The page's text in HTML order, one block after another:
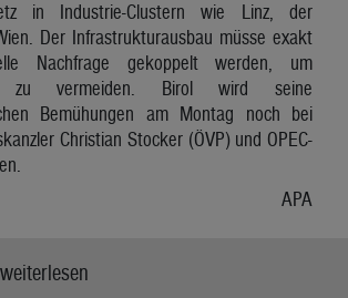
in Industrie-Clustern wie Linz, der
Der Infrastrukturausbau müsse exakt
Nachfrage gekoppelt werden, um
zu vermeiden. Birol wird seine
Bemühungen am Montag noch bei
Christian Stocker (ÖVP) und OPEC-
APA